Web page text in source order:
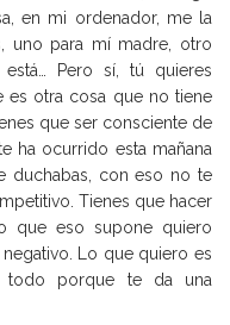
en mi ordenador, me la
uno para mí madre, otro
Pero sí, tú quieres
es otra cosa que no tiene
que ser consciente de
ha ocurrido esta mañana
duchabas, con eso no te
Tienes que hacer
que eso supone quiero
Lo que quiero es
todo porque te da una